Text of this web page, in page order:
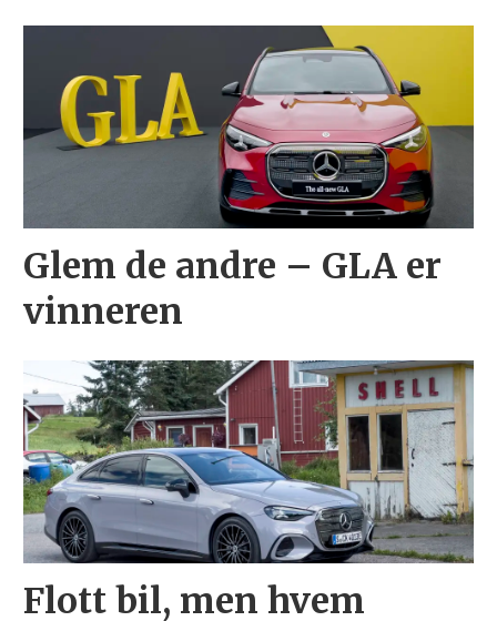
Glem de andre – GLA er
vinneren
Flott bil, men hvem